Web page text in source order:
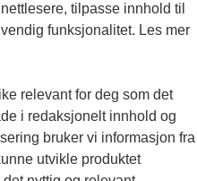
har total kontroll over alle
eller 24-timers
tilpasse innhold til
funksjonalitet. Les mer
relevant for deg som det
i redaksjonelt innhold og
bruker vi informasjon fra
utvikle produktet